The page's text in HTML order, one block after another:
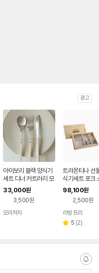
광고
아이보리 블랙 양식기
세트 디너 커트러리 모
리허치 모노 라인 디너
양식기 세트
33,000원
3,500원
모리허치
트라몬티나 선
식기세트 포크
크나이프 4인
82,
98,100원
2,500원
리빙 트리
별 5 리
(2)
알